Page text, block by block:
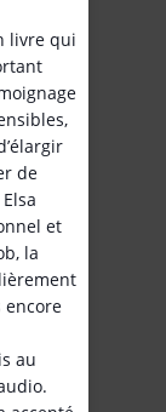
livre qui
de
et
la
encore
au